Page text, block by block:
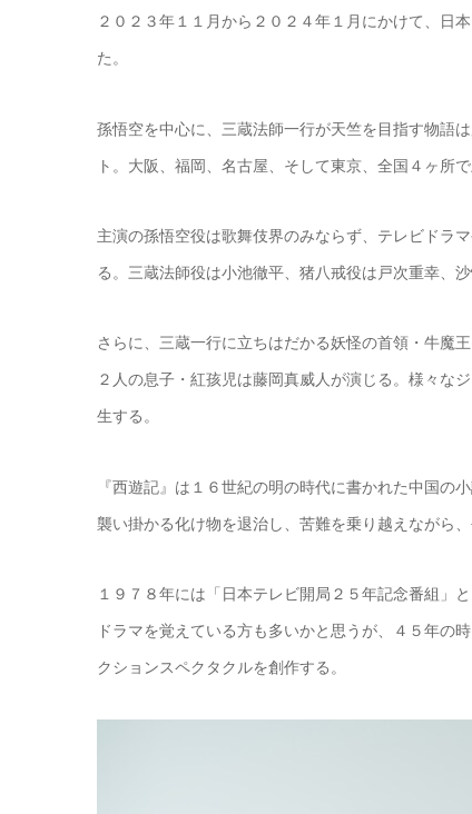
２０２３年１１月から２０２４年１月にかけて、日
た。
孫悟空を中心に、三蔵法師一行が天竺を目指す物語
ト。大阪、福岡、名古屋、そして東京、全国４ヶ所で
主演の孫悟空役は歌舞伎界のみならず、テレビドラ
る。三蔵法師役は小池徹平、猪八戒役は戸次重幸、
さらに、三蔵一行に立ちはだかる妖怪の首領・牛魔
２人の息子・紅孩児は藤岡真威人が演じる。様々な
生する。
『西遊記』は１６世紀の明の時代に書かれた中国の
襲い掛かる化け物を退治し、苦難を乗り越えながら、
１９７８年には「日本テレビ開局２５年記念番組」
ドラマを覚えている方も多いかと思うが、４５年の
クションスペクタクルを創作する。